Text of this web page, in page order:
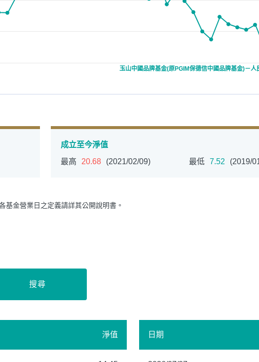
0%手續費 基金申購 策略成長
玉山中國品牌基金(原PGIM保德信中國品牌基金)－人
成立至今淨值
最高
20.68 (2021/02/09) 最低 7.52 (2019/
金營業日之定義請詳其公開說明書。
搜尋
淨值 日期